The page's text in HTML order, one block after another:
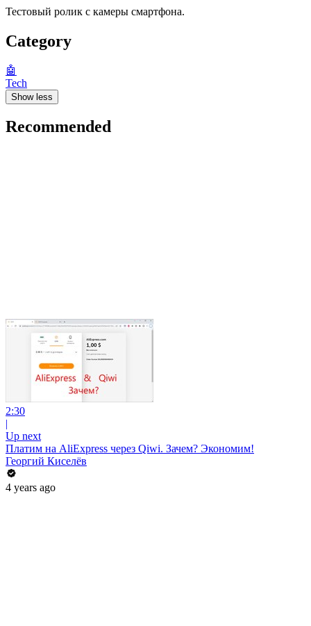
Тестовый ролик с камеры смартфона.
Category
🤖
Tech
Show less
Recommended
2:30
|
Up next
Платим на AliExpress через Qiwi. Зачем? Экономим!
Георгий Киселёв
4 years ago